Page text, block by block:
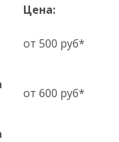
Цена:
от 500 руб*
от 600 руб*